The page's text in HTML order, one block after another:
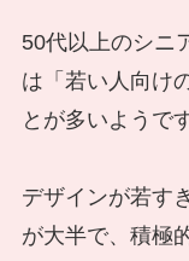
50代以上のシニ
は「若い人向け
とが多いようです
デザインが若す
が大半で、積極